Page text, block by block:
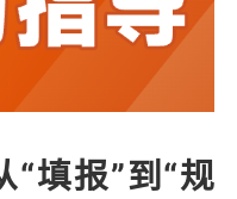
“填报”到“规